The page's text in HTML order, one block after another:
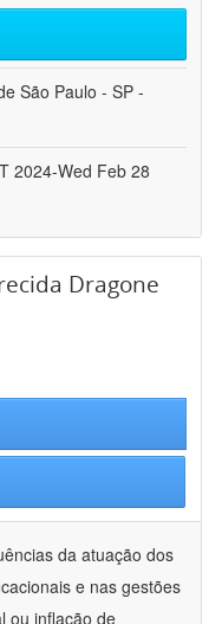
São Paulo - SP -
2024-Wed Feb 28
Dragone
da atuação dos
e nas gestões
ou inflação de